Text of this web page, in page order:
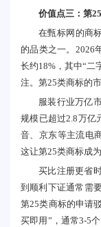
价值点三：第
在甄标网的商
的品类之一。2026
长约18%，其中“二
注。第25类商标的
服装行业万亿
规模已超过2.8万亿
音、京东等主流电
这让第25类商标成
买比注册更省
到顺利下证通常需
第25类商标的申请
买即用”，通常3-5